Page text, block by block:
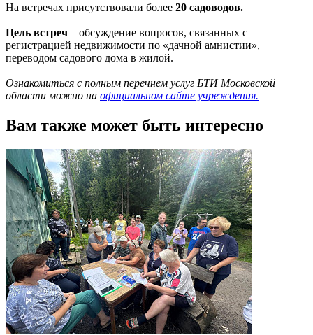
На встречах присутствовали более 20 садоводов.
Цель встреч – обсуждение вопросов, связанных с
регистрацией недвижимости по «дачной амнистии»,
переводом садового дома в жилой.
Ознакомиться с полным перечнем услуг БТИ Московской
области можно на официальном сайте учреждения.
Вам также может быть интересно